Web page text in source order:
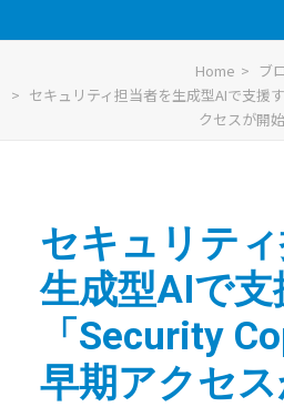
Home
ブ
セキュリティ担当者を生成型AIで支援
クセスが開始
セキュリテ
生成型AIで支
「Security
早期アクセス